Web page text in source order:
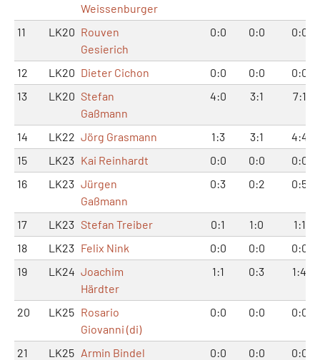
Weissenburger
11 LK20 Rouven
Gesierich
0:0 0:0 0:0
12 LK20 Dieter Cichon 0:0 0:0
0:0
13
LK20 Stefan
Gaßmann
4:0 3:1 7:1
14 LK22 Jörg Grasmann 1:3 3:1
4:4
15
LK23 Kai Reinhardt 0:0 0:0
0:0
16
LK23 Jürgen
Gaßmann
0:3 0:2 0:5
17 LK23 Stefan Treiber 0:1 1:0
1:1
18
LK23 Felix Nink 0:0 0:0
0:0
19
LK24 Joachim
Härdter
1:1 0:3 1:4
20 LK25 Rosario
Giovanni (di)
0:0 0:0 0:0
21 LK25 Armin Bindel 0:0 0:0
0:0